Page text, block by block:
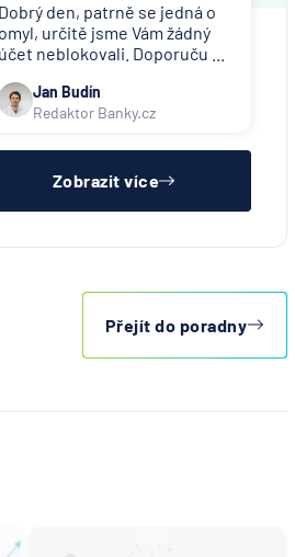
Dobrý den, patrně se jedná o
omyl, určitě jsme Vám žádný
účet neblokovali. Doporuču ...
Jan Budín
Redaktor Banky.cz
Zobrazit více
Přejít do poradny